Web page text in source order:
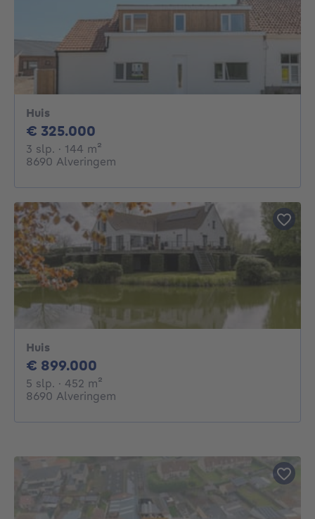
Huis
€ 325.000
3 slp. 3 slaapkamers
· 144 m²
8690 Alveringem
Huis
€ 899.000
5 slp. 5 slaapkamers
· 452 m²
8690 Alveringem